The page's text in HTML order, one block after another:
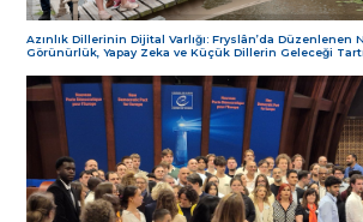
Azınlık Dillerinin Dijital Varlığı: Fryslân’da Düzenlenen
Görünürlük, Yapay Zeka ve Küçük Dillerin Geleceği